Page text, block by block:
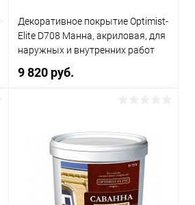
Декоративное покрытие Optimist-
Elite D708 Манна, акриловая, для
наружных и внутренних работ
9 820 руб.
В корзину
Купить в 1 клик Сравнение
В избранное В наличии